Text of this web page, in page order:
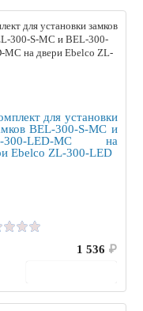
для установки замков
300-S-MC и BEL-300-
MC на двери Ebelco ZL-
1 536 ₽